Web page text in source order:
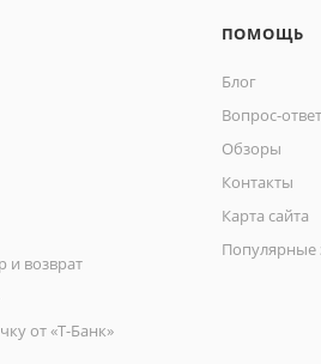
и возврат
от «Т-Банк»
ПОМОЩЬ
Блог
Вопрос-ответ
Обзоры
Контакты
Карта сайта
Популярные